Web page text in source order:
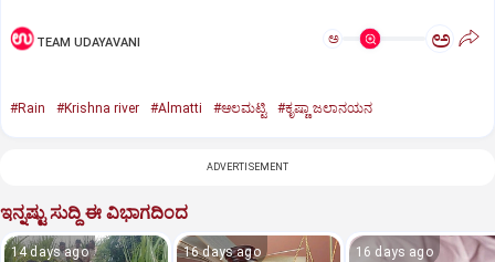
TEAM UDAYAVANI ಅ ಅ
#Rain #Krishna river #Almatti #ಆಲಮಟ್ಟಿ #ಕೃಷ್ಣಾ ಜಲಾನಯನ
ADVERTISEMENT
ಇನ್ನಷ್ಟು ಸುದ್ದಿ ಈ ವಿಭಾಗದಿಂದ
14 days ago 16 days ago 16 days ago